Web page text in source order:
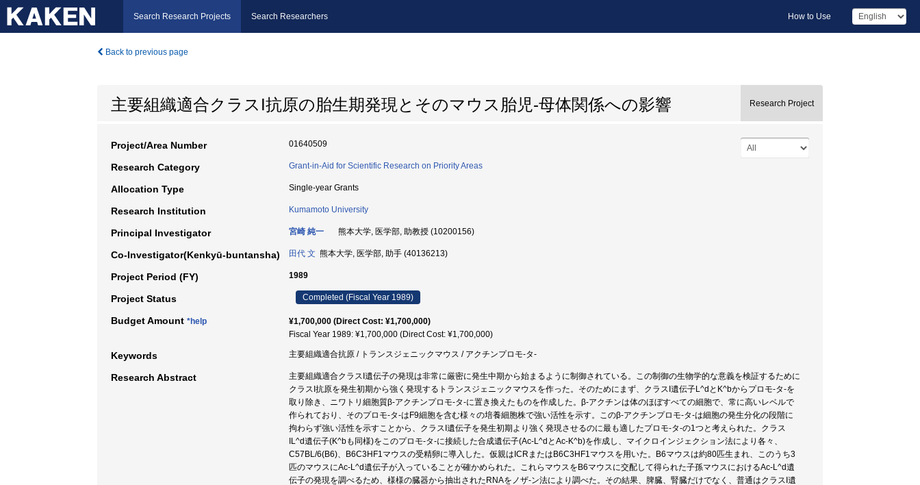
Search Research Projects Search Researchers How to Use
Back to previous page
主要組織適合クラスI抗原の胎生期発現とそのマウス胎児-母体関係への影響 Research Project
Project/Area Number 01640509
Research Category Grant-in-Aid for Scientific Research on Priority Areas
Allocation Type Single-year Grants
Research Institution Kumamoto University
Principal Investigator 宮崎 純一 熊本大学, 医学部, 助教授 (10200156)
Co-Investigator(Kenkyū-buntansha) 田代 文 熊本大学, 医学部, 助手 (40136213)
Project Period (FY) 1989
Project Status Completed (Fiscal Year 1989)
Budget Amount *help
¥1,700,000 (Direct Cost: ¥1,700,000)
Fiscal Year 1989: ¥1,700,000 (Direct Cost: ¥1,700,000)
Keywords 主要組織適合抗原 / トランスジェニックマウス / アクチンプロモ-タ-
Research Abstract
主要組織適合クラスI遺伝子の発現は非常に厳密に発生中期から始まるように制御されている。この制御の生物学的な意義を検証するために
クラスI抗原を発生初期から強く発現するトランスジェニックマウスを作った。そのためにまず、クラスI遺伝子L^dとK^bからプロモ-タ-を
取り除き、ニワトリ細胞質β-アクチンプロモ-タ-に置き換えたものを作成した。β-アクチンは体のほぼすべての細胞で、常に高いレベルで
作られており、そのプロモ-タ-はF9細胞を含む様々の培養細胞株で強い活性を示す。このβ-アクチンプロモ-タ-は細胞の発生分化の段階に
拘わらず強い活性を示すことから、クラスI遺伝子を発生初期より強く発現させるのに最も適したプロモ-タ-の1つと考えられた。クラス
IL^d遺伝子(K^bも同様)をこのプロモ-タ-に接続した合成遺伝子(Ac-L^dとAc-K^b)を作成し、マイクロインジェクション法により各々、
C57BL/6(B6)、B6C3HF1マウスの受精卵に導入した。仮親はICRまたはB6C3HF1マウスを用いた。B6マウスは約80匹生まれ、このうち3
匹のマウスにAc-L^d遺伝子が入っていることが確かめられた。これらマウスをB6マウスに交配して得られた子孫マウスにおけるAc-L^d遺
伝子の発現を調べるため、様様の臓器から抽出されたRNAをノザ-ン法により調べた。その結果、脾臓、腎臓だけでなく、普通はクラスI遺